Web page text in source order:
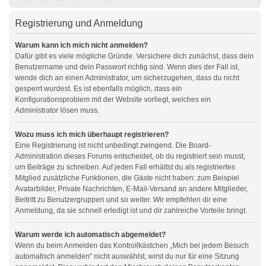
Registrierung und Anmeldung
Warum kann ich mich nicht anmelden?
Dafür gibt es viele mögliche Gründe. Versichere dich zunächst, dass dein
Benutzername und dein Passwort richtig sind. Wenn dies der Fall ist,
wende dich an einen Administrator, um sicherzugehen, dass du nicht
gesperrt wurdest. Es ist ebenfalls möglich, dass ein
Konfigurationsproblem mit der Website vorliegt, welches ein
Administrator lösen muss.
Wozu muss ich mich überhaupt registrieren?
Eine Registrierung ist nicht unbedingt zwingend. Die Board-
Administration dieses Forums entscheidet, ob du registriert sein musst,
um Beiträge zu schreiben. Auf jeden Fall erhältst du als registriertes
Mitglied zusätzliche Funktionen, die Gäste nicht haben: zum Beispiel
Avatarbilder, Private Nachrichten, E-Mail-Versand an andere Mitglieder,
Beitritt zu Benutzergruppen und so weiter. Wir empfehlen dir eine
Anmeldung, da sie schnell erledigt ist und dir zahlreiche Vorteile bringt.
Warum werde ich automatisch abgemeldet?
Wenn du beim Anmelden das Kontrollkästchen „Mich bei jedem Besuch
automatisch anmelden“ nicht auswählst, wirst du nur für eine Sitzung